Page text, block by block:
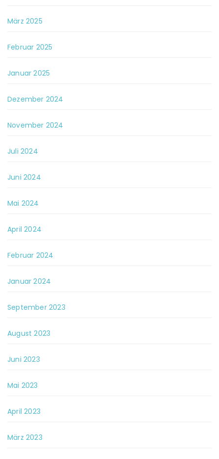
März 2025
Februar 2025
Januar 2025
Dezember 2024
November 2024
Juli 2024
Juni 2024
Mai 2024
April 2024
Februar 2024
Januar 2024
September 2023
August 2023
Juni 2023
Mai 2023
April 2023
März 2023